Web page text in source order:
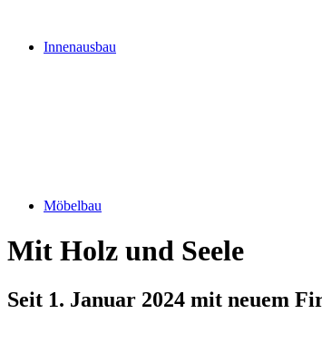
Innenausbau
Möbelbau
Mit Holz und Seele
Seit 1. Januar 2024 mit neuem